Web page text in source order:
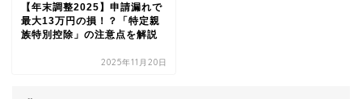
【年末調整2025】申請漏れで
最大13万円の損！？「特定親
族特別控除」の注意点を解説
2025年11月20日